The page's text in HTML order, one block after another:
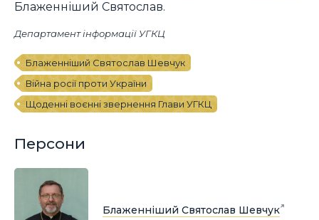
Блаженніший Святослав.
Департамент інформації УГКЦ
Блаженніший Святослав Шевчук
Війна росії проти України
Щоденні воєнні звернення Глави УГКЦ
Персони
Блаженніший Святослав Шевчук